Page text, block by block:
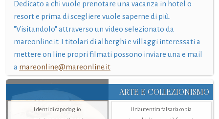
Dedicato a chi vuole prenotare una vacanza in hotel o
resort e prima di scegliere vuole saperne di più.
"Visitandolo" attraverso un video selezionato da
mareonline.it. I titolari di alberghi e villaggi interessati a
mettere on line propri filmati possono inviare una e mail
a mareonline@mareonline.it
ARTE E COLLEZIONISMO
I denti di capodoglio
Un’autentica falsaria copia